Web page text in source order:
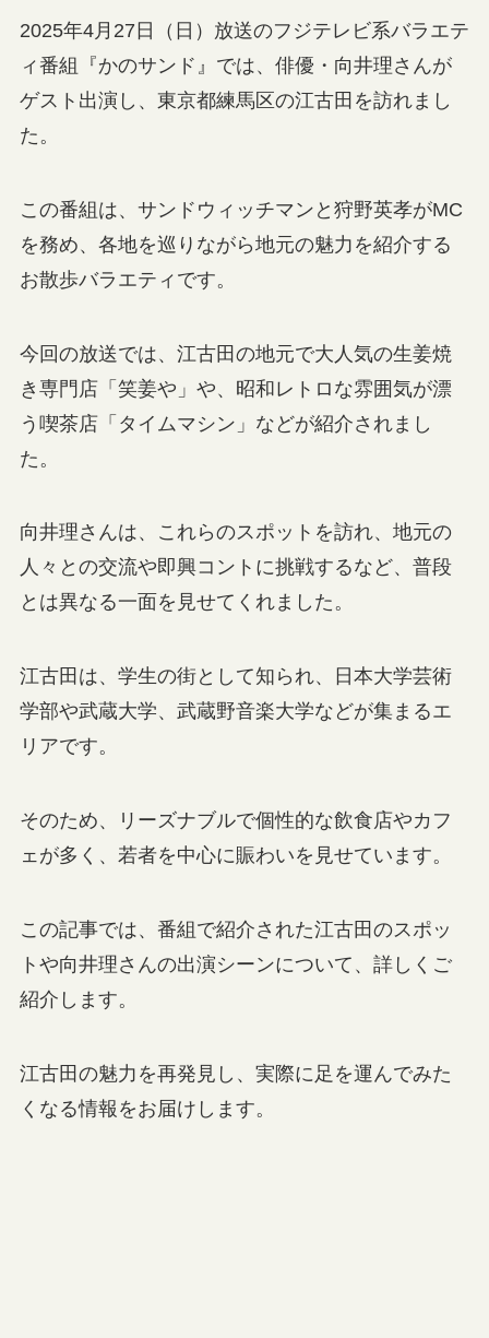
2025年4月27日（日）放送のフジテレビ系バラエテ
ィ番組『かのサンド』では、俳優・向井理さんが
ゲスト出演し、東京都練馬区の江古田を訪れまし
た。
この番組は、サンドウィッチマンと狩野英孝がMC
を務め、各地を巡りながら地元の魅力を紹介する
お散歩バラエティです。
今回の放送では、江古田の地元で大人気の生姜焼
き専門店「笑姜や」や、昭和レトロな雰囲気が漂
う喫茶店「タイムマシン」などが紹介されまし
た。
向井理さんは、これらのスポットを訪れ、地元の
人々との交流や即興コントに挑戦するなど、普段
とは異なる一面を見せてくれました。
江古田は、学生の街として知られ、日本大学芸術
学部や武蔵大学、武蔵野音楽大学などが集まるエ
リアです。
そのため、リーズナブルで個性的な飲食店やカフ
ェが多く、若者を中心に賑わいを見せています。
この記事では、番組で紹介された江古田のスポッ
トや向井理さんの出演シーンについて、詳しくご
紹介します。
江古田の魅力を再発見し、実際に足を運んでみた
くなる情報をお届けします。